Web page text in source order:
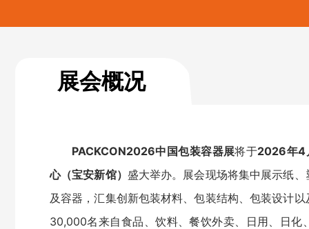
展会概况
PACKCON2026中国包装容器展将于2026年4
心（宝安新馆） 盛大举办。展会现场将集中展示纸
及容器，汇集创新包装材料、包装结构、包装设计
30,000名来自食品、饮料、餐饮外卖、日用、日化